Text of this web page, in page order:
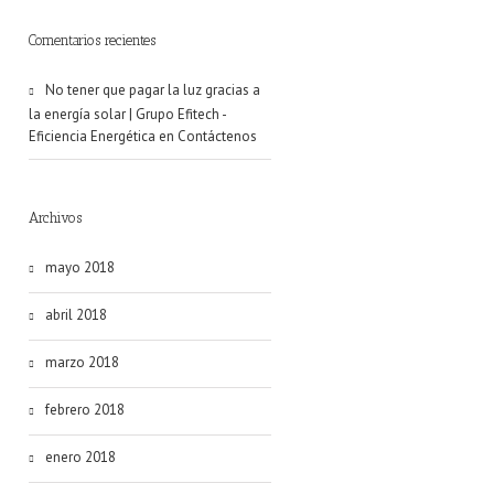
Comentarios recientes
No tener que pagar la luz gracias a
la energía solar | Grupo Efitech -
Eficiencia Energética en Contáctenos
Archivos
mayo 2018
abril 2018
marzo 2018
febrero 2018
enero 2018